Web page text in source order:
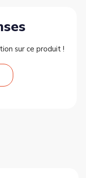
sur ce produit !